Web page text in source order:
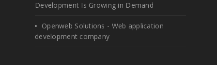
Development Is Growing in Demand
Openweb Solutions - Web application
development company